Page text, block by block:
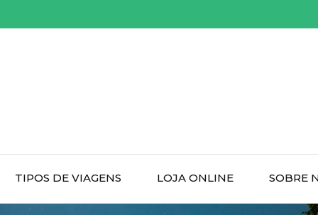
TIPOS DE VIAGENS LOJA ONLINE SOBRE